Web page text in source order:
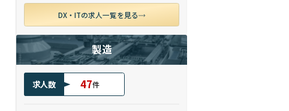
DX・ITの求人一覧を見る
製造
求人数 47件